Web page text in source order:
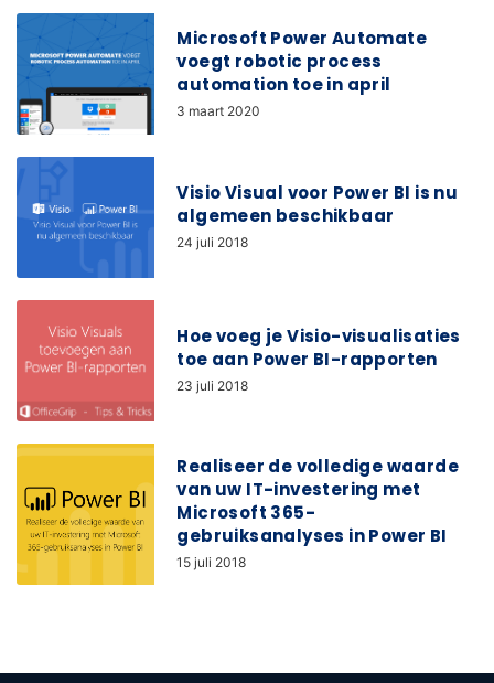
Microsoft Power Automate
voegt robotic process
automation toe in april
3 maart 2020
Visio Visual voor Power BI is nu
algemeen beschikbaar
24 juli 2018
Hoe voeg je Visio-visualisaties
toe aan Power BI-rapporten
23 juli 2018
Realiseer de volledige waarde
van uw IT-investering met
Microsoft 365-
gebruiksanalyses in Power BI
15 juli 2018